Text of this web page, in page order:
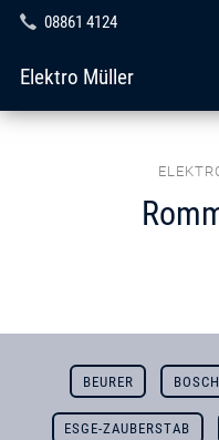
08861 4124
Elektro Müller
BEURER BOSCH
ESGE-ZAUBERSTAB